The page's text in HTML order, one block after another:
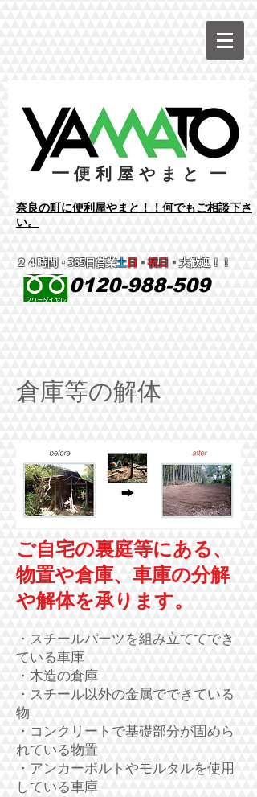
0120-988-509
２４時間 ・365日営業土日 ・祝日 ・大歓迎！！
​奈良の町に便利屋やまと！！何でもご相談下さ
い。
ー 便利屋やまと ー
倉庫等の解体
ご自宅の裏庭等にある、
物置や倉庫、車庫の分解
や解体を承ります。
・スチールパーツを組み立ててでき
ている車庫
・木造の倉庫
・スチール以外の金属でできている
物
・コンクリートで基礎部分が固めら
れている物置
・アンカーボルトやモルタルを使用
している車庫